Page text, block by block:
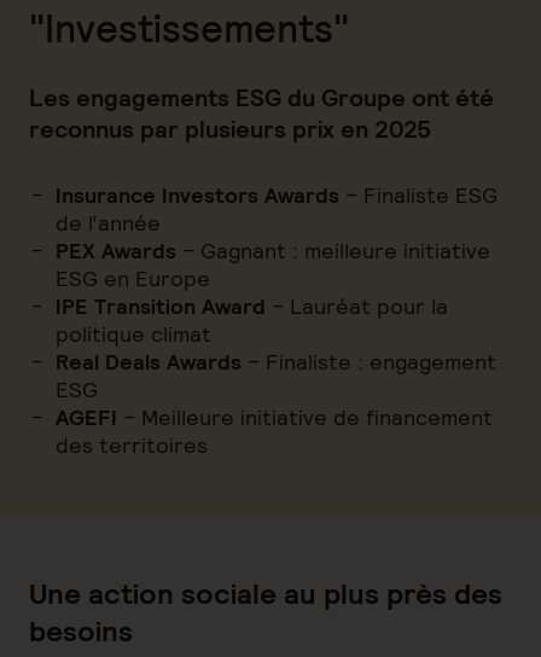
"Investissements"
Les engagements ESG du Groupe ont été
reconnus par plusieurs prix en 2025
Insurance Investors Awards – Finaliste ESG
de l’année
PEX Awards – Gagnant : meilleure initiative
ESG en Europe
IPE Transition Award – Lauréat pour la
politique climat
Real Deals Awards – Finaliste : engagement
ESG
AGEFI – Meilleure initiative de financement
des territoires
Une action sociale au plus près des
besoins